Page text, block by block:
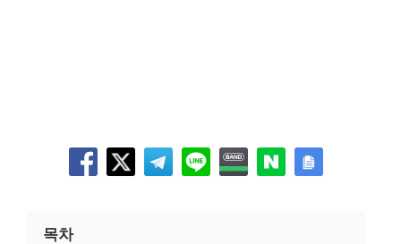
목차